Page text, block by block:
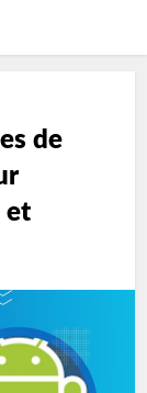
de
et